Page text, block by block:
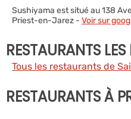
Sushiyama est situé au 138
Priest-en-Jarez - Voir sur
RESTAURANTS
Tous les restaurants de
RESTAURANTS À